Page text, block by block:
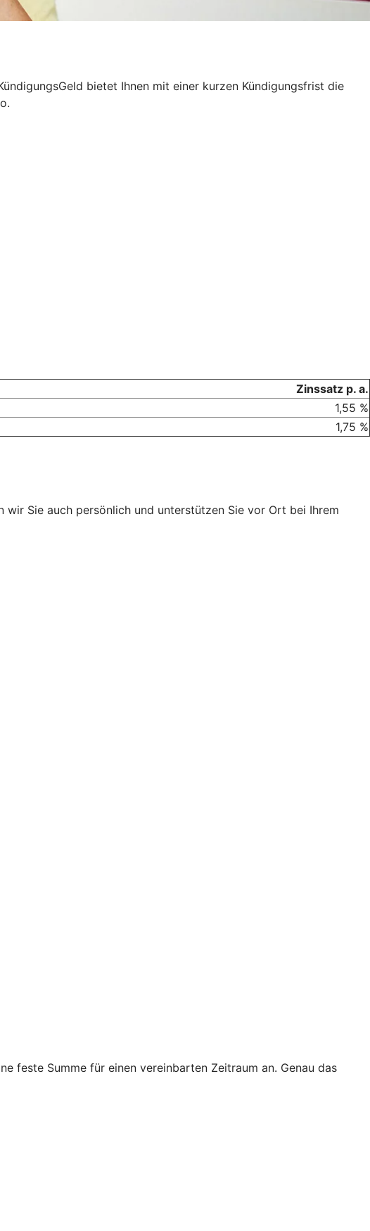
bietet Ihnen mit einer kurzen Kündigungsfrist die
Zinssatz p. a.
1,55 %
1,75 %
wir Sie auch persönlich und unterstützen Sie vor Ort bei Ihrem
feste Summe für einen vereinbarten Zeitraum an. Genau das